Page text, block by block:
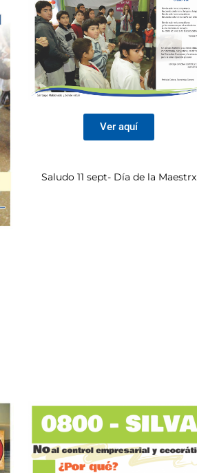
Ver aquí
Saludo 11 sept- Día de la Maestrx